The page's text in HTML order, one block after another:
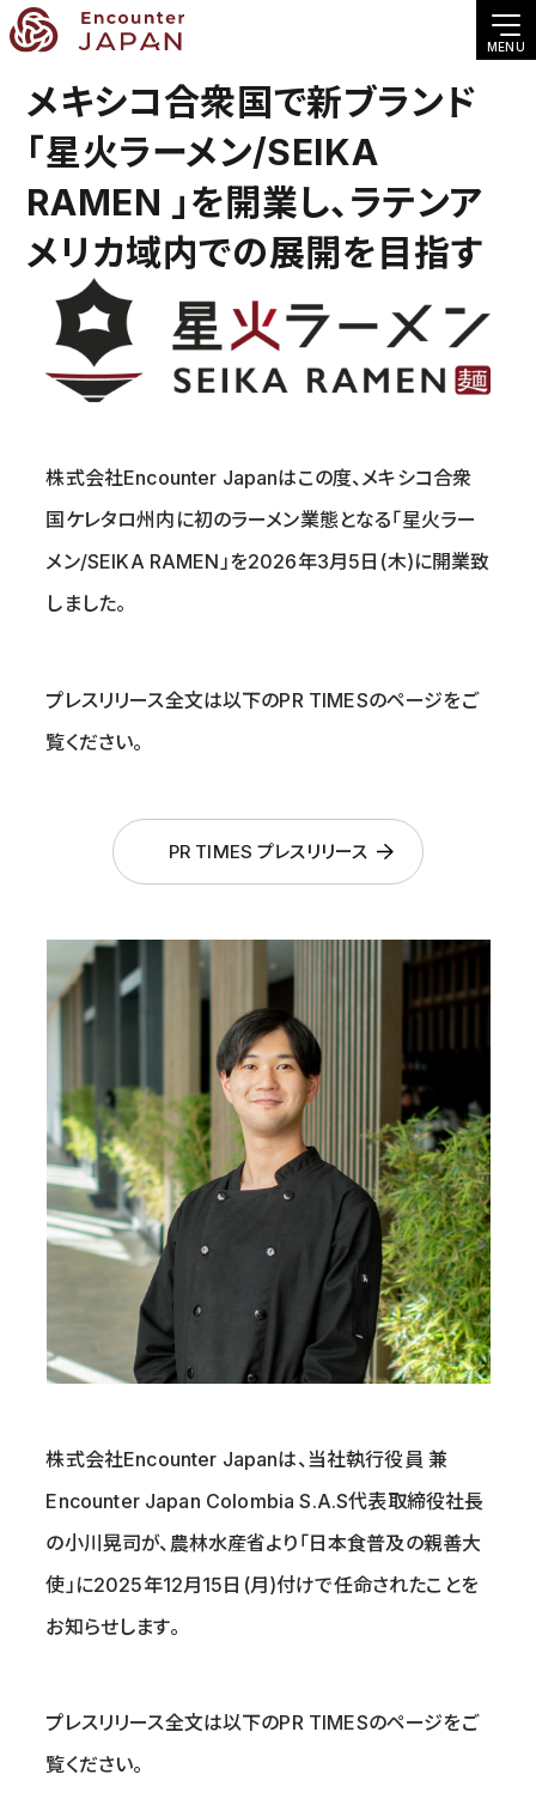
MENU
メキシコ合衆国で新ブランド
「星火ラーメン/SEIKA
RAMEN 」を開業し、ラテンア
メリカ域内での展開を目指す
株式会社Encounter Japanはこの度、メキシコ合衆
国ケレタロ州内に初のラーメン業態となる「星火ラー
メン/SEIKA RAMEN」を2026年3月5日(木)に開業致
しました。
プレスリリース全文は以下のPR TIMESのページをご
覧ください。
PR TIMES プレスリリース
株式会社Encounter Japanは、当社執行役員 兼
Encounter Japan Colombia S.A.S代表取締役社長
の小川晃司が、農林水産省より「日本食普及の親善大
使」に2025年12月15日(月)付けで任命されたことを
お知らせします。
プレスリリース全文は以下のPR TIMESのページをご
覧ください。